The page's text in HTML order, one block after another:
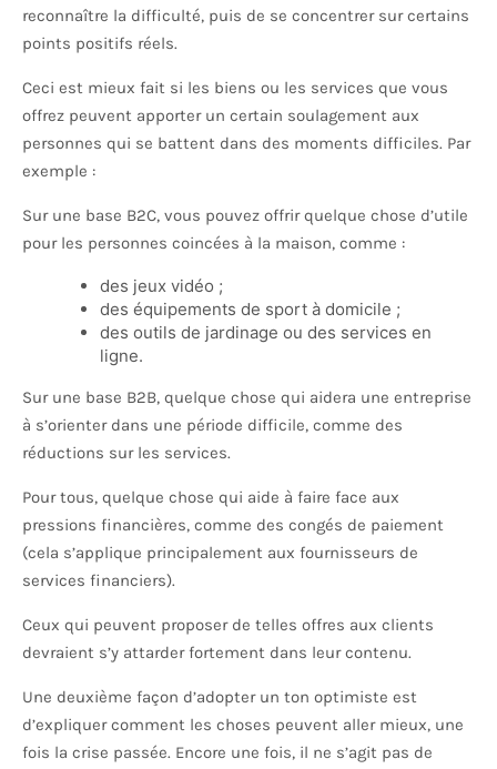
reconnaître la difficulté, puis de se concentrer sur certains
points positifs réels.
Ceci est mieux fait si les biens ou les services que vous
offrez peuvent apporter un certain soulagement aux
personnes qui se battent dans des moments difficiles. Par
exemple :
Sur une base B2C, vous pouvez offrir quelque chose d’utile
pour les personnes coincées à la maison, comme :
des jeux vidéo ;
des équipements de sport à domicile ;
des outils de jardinage ou des services en
ligne.
Sur une base B2B, quelque chose qui aidera une entreprise
à s’orienter dans une période difficile, comme des
réductions sur les services.
Pour tous, quelque chose qui aide à faire face aux
pressions financières, comme des congés de paiement
(cela s’applique principalement aux fournisseurs de
services financiers).
Ceux qui peuvent proposer de telles offres aux clients
devraient s’y attarder fortement dans leur contenu.
Une deuxième façon d’adopter un ton optimiste est
d’expliquer comment les choses peuvent aller mieux, une
fois la crise passée. Encore une fois, il ne s’agit pas de